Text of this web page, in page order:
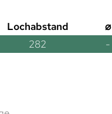
Lochabstand ⌀
282 -